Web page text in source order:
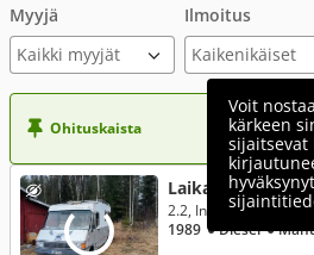
Myyjä
Kaikki myyjät
Ilmoitus
Voit
kärkeen
sijaitsevat
Ohituskaista
Laika
2.2, Integroitu
1989 ● Diesel●